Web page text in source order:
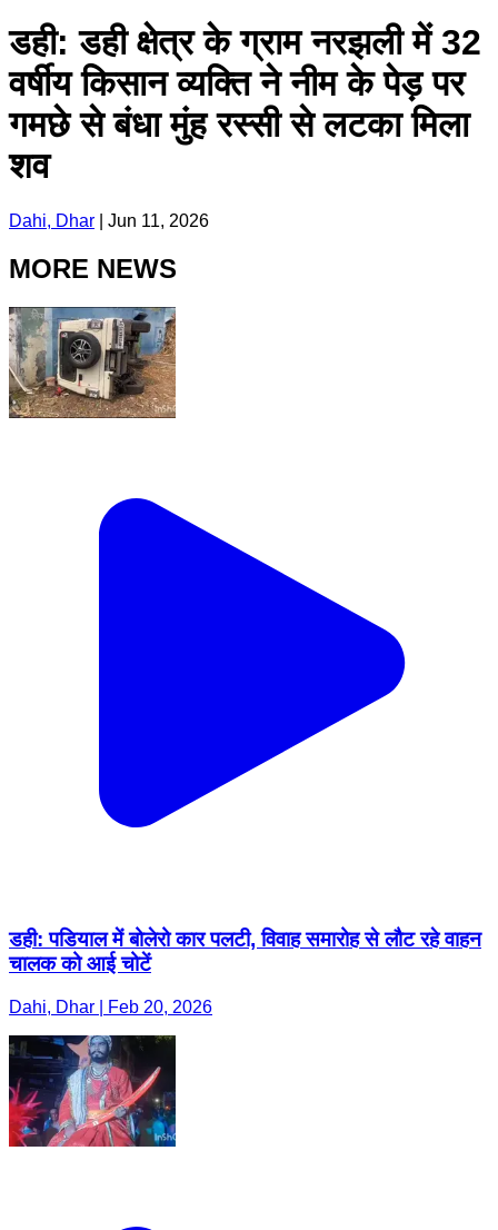
डही: डही क्षेत्र के ग्राम नरझली में 32
वर्षीय किसान व्यक्ति ने नीम के पेड़ पर
गमछे से बंधा मुंह रस्सी से लटका मिला
शव
Dahi, Dhar Jun 11, 2026
MORE NEWS
डही: पडियाल में बोलेरो कार पलटी, विवाह समारोह से लौट रहे वाहन
चालक को आई चोटें
Dahi, Dhar | Feb 20, 2026